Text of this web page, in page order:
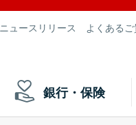
ニュースリリース よくある
銀行・保険